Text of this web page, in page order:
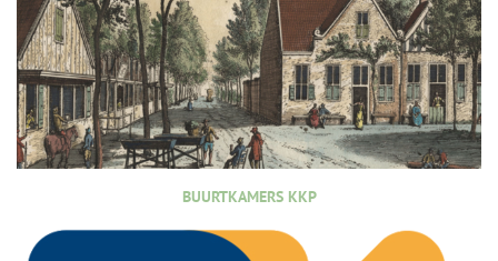
BUURTKAMERS KKP